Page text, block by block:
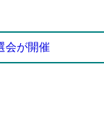
会が開催